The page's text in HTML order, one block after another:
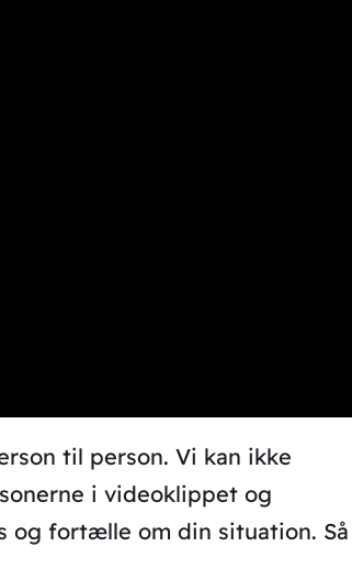
til person. Vi kan ikke
i videoklippet og
og fortælle om din situation. Så